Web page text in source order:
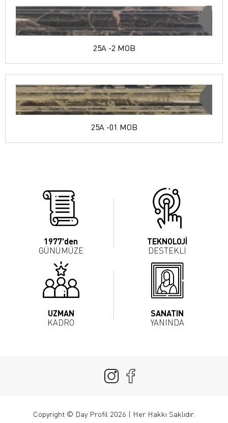
25A -2 MOB
25A -01 MOB
1977'den
GÜNÜMÜZE
TEKNOLOJİ
DESTEKLİ
UZMAN
KADRO
SANATIN
YANINDA
Copyright © Day Profil 2026 | Her Hakkı Saklıdır.